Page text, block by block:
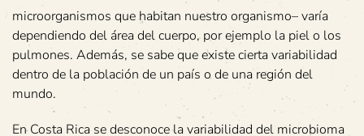
microorganismos que habitan nuestro organismo– varía
dependiendo del área del cuerpo, por ejemplo la piel o los
pulmones. Además, se sabe que existe cierta variabilidad
dentro de la población de un país o de una región del
mundo.
En Costa Rica se desconoce la variabilidad del microbioma